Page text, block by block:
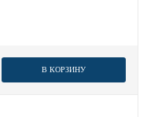
В КОРЗИНУ